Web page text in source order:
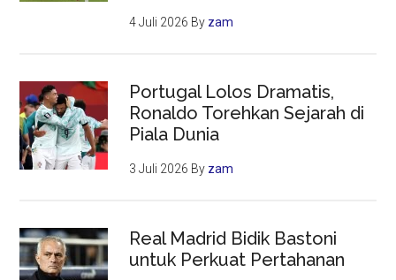
4 Juli 2026 By zam
Portugal Lolos Dramatis,
Ronaldo Torehkan Sejarah di
Piala Dunia
3 Juli 2026 By zam
Real Madrid Bidik Bastoni
untuk Perkuat Pertahanan